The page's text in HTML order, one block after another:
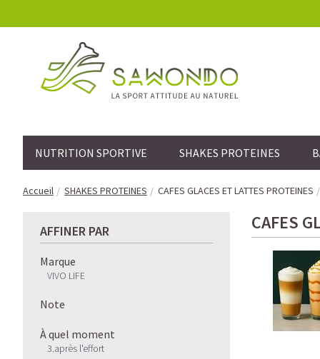
NUTRITION SPORTIVE SHAKES PROTEINES
Accueil SHAKES PROTEINES CAFES GLACES ET LATTES PROTEINES
AFFINER PAR
Marque
VIVO LIFE
Note
À quel moment
3.après l'effort
CAFES